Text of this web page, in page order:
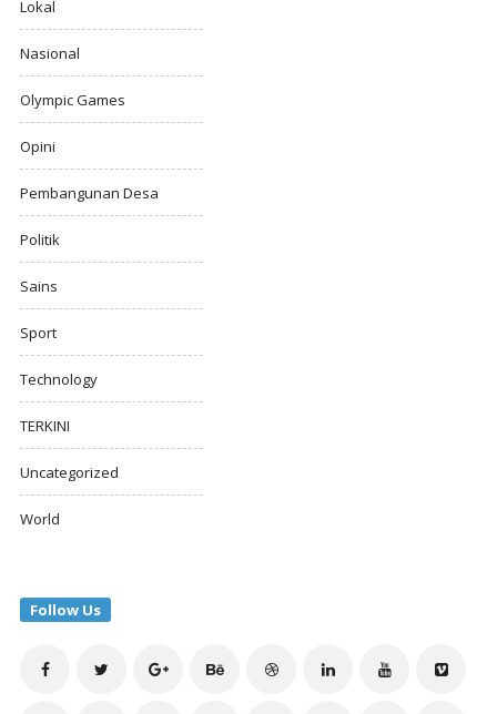
Lokal
Nasional
Olympic Games
Opini
Pembangunan Desa
Politik
Sains
Sport
Technology
TERKINI
Uncategorized
World
Follow Us